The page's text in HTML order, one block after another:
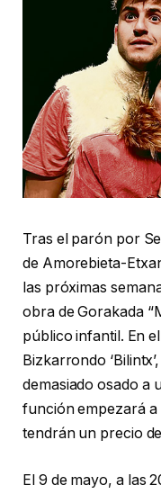
Tras el parón por
de Amorebieta-
las próximas
obra de Gorakada
público infantil. En
Bizkarrondo
demasiado osado a
función empezará a
tendrán un precio
El 9 de mayo, a las